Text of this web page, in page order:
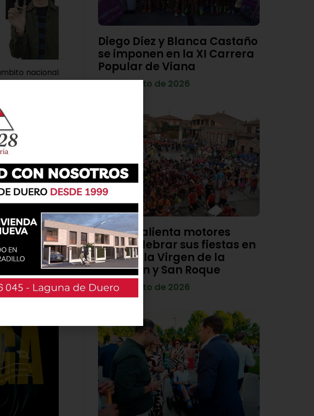
nacional
de Marbella
de Málaga”,
José, Daniela
artístico y en
Diego Díez y Blanca Castaño
se imponen en la XI Carrera
Popular de Viana
4 de agosto de 2026
Viana calienta motores
para celebrar sus fiestas en
honor a la Virgen de la
Asunción y San Roque
4 de agosto de 2026